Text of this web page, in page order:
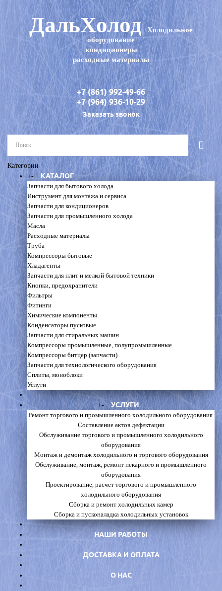
ДальХолодХолодильное
оборудование
кондиционеры
расходные материалы
+7 (861) 992-49-66
+7 (964) 936-10-29
Заказать звонок
Категории
+- КАТАЛОГ
Запчасти для бытового холода
Инструмент для монтажа и сервиса
Запчасти для кондиционеров
Запчасти для промышленного холода
Масла
Расходные материалы
Труба
Компрессоры бытовые
Хладагенты
Запчасти для плит и мелкой бытовой техники
Кнопки, предохранители
Фильтры
Фитинги
Химические компоненты
Конденсаторы пусковые
Запчасти для стиральных машин
Компрессоры промышленные, полупромышленные
Компрессоры битцер (запчасти)
Запчасти для технологического оборудования
Сплиты, моноблоки
Услуги
+- УСЛУГИ
Ремонт торгового и промышленного холодильного оборудования
Составление актов дефектации
Обслуживание торгового и промышленного холодильного
оборудования
Монтаж и демонтаж холодильного и торгового оборудования
Обслуживание, монтаж, ремонт пекарного и промышленного
оборудования
Проектирование, расчет торгового и промышленного
холодильного оборудования
Сборка и ремонт холодильных камер
Сборка и пусконаладка холодильных установок
НАШИ РАБОТЫ
ДОСТАВКА И ОПЛАТА
О НАС